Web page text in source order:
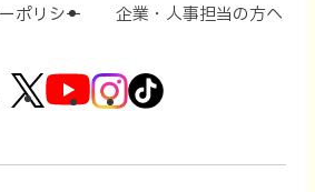
ポリシー
企業・人事担当の方へ
外 外
外
外